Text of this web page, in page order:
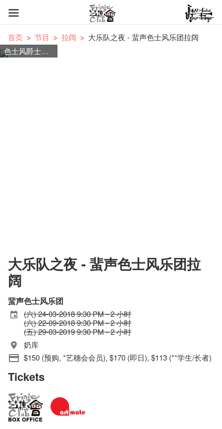
首页 节目 拉阔
大乐队之夜 - 蜚声色士风乐团拉阔
色士风爵士大乐队
大乐队之夜 - 蜚声色士风乐团拉
阔
蜚声色士风乐团
(六) 24-03-2018 9:30 PM - 2 小时
(六) 22-09-2018 9:30 PM - 2 小时
(五) 29-03-2019 9:30 PM - 2 小时
奶库
$150 (预购, *艺穗会会员), $170 (即日), $113 (**学生/长者)
Tickets